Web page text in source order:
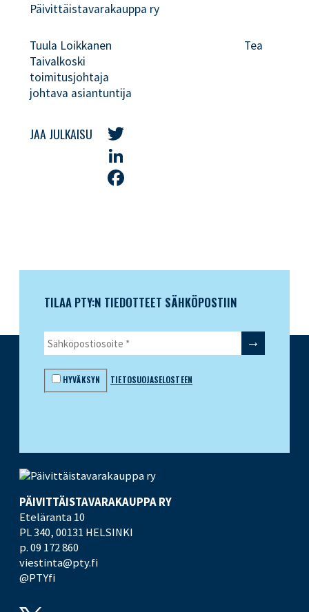
Päivittäistavarakauppa ry
Tuula Loikkanen Tea
Taivalkoski
toimitusjohtaja
johtava asiantuntija
JAA JULKAISU
Twitter
LinkedIn
TILAA PTY:N TIEDOTTEET SÄHKÖPOSTIIN
HYVÄKSYN TIETOSUOJASELOSTEEN
PÄIVITTÄISTAVARA­KAUPPA RY
Eteläranta 10
PL 340,00131 HELSINKI
p. 09 172 860
viestinta@pty.fi
@PTYfi